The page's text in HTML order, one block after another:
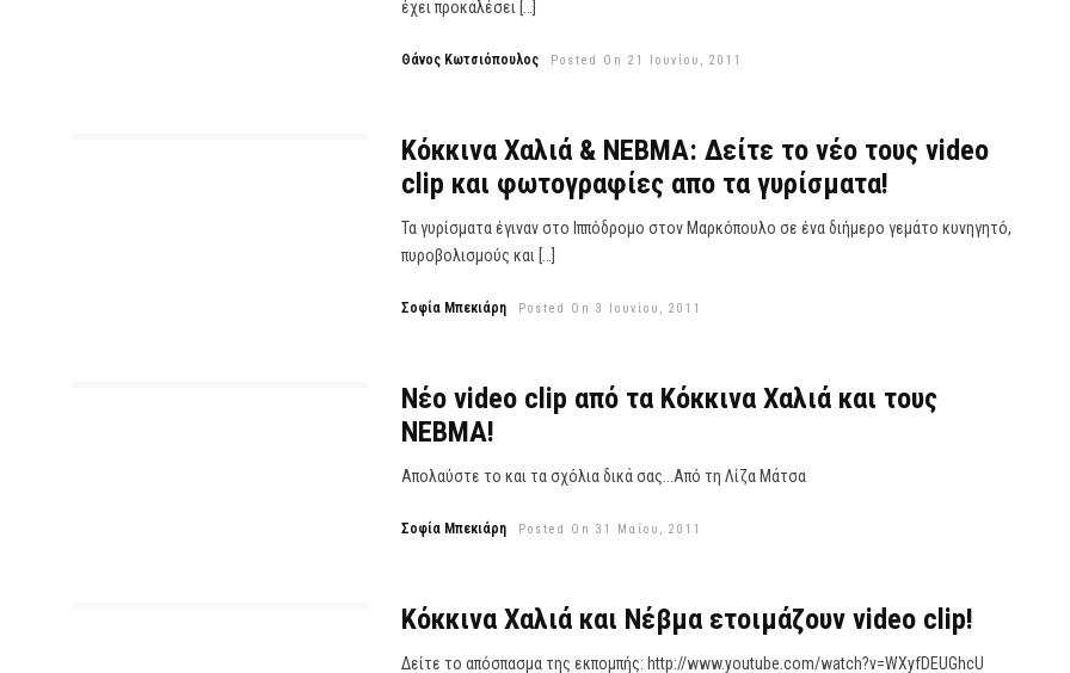
έχει προκαλέσει […]
Θάνος Κωτσιόπουλος Posted On 21 Ιουνίου, 2011
Κόκκινα Χαλιά & ΝΕΒΜΑ: Δείτε το νέο τους video
clip και φωτογραφίες απο τα γυρίσματα!
Τα γυρίσματα έγιναν στο Ιππόδρομο στον Μαρκόπουλο σε ένα διήμερο γεμάτο κυνηγητό,
πυροβολισμούς και […]
Σοφία Μπεκιάρη Posted On 3 Ιουνίου, 2011
Νέο video clip από τα Κόκκινα Χαλιά και τους
ΝΕΒΜΑ!
Απολαύστε το και τα σχόλια δικά σας...Από τη Λίζα Μάτσα
Σοφία Μπεκιάρη Posted On 31 Μαΐου, 2011
Κόκκινα Χαλιά και Νέβμα ετοιμάζουν video clip!
Δείτε το απόσπασμα της εκπομπής: http://www.youtube.com/watch?v=WXyfDEUGhcU